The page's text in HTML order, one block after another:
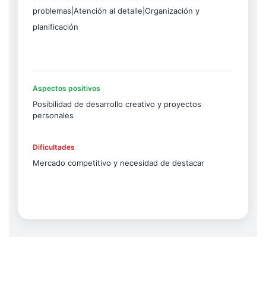
problemas|Atención al detalle|Organización y
planificación
Aspectos positivos
Posibilidad de desarrollo creativo y proyectos
personales
Dificultades
Mercado competitivo y necesidad de destacar